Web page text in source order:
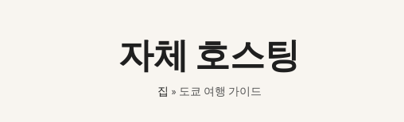
자체 호스팅
집 » 도쿄 여행 가이드